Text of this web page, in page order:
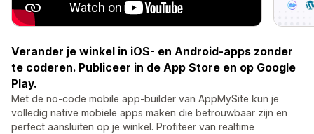
Verander je winkel in iOS- en Android-apps zonder
te coderen. Publiceer in de App Store en op Google
Play.
Met de no-code mobile app-builder van AppMySite kun je
volledig native mobiele apps maken die betrouwbaar zijn en
perfect aansluiten op je winkel. Profiteer van realtime